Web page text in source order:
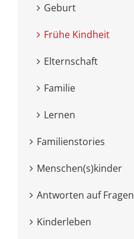
Geburt
Frühe Kindheit
Elternschaft
Familie
Lernen
Familienstories
Menschen(s)kinder
Antworten auf Fragen
Kinderleben